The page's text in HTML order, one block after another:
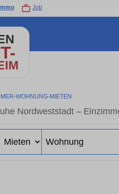
Immo Job
WOHNUNG-MIETEN
Nordweststadt –